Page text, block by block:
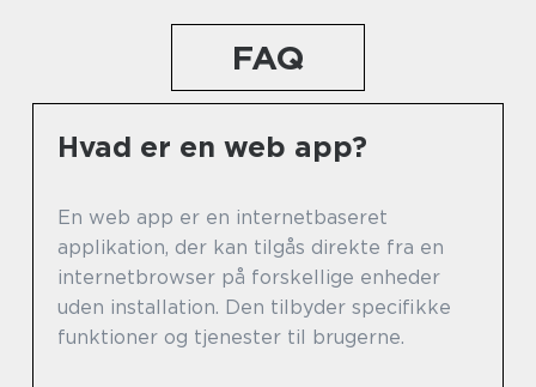
FAQ
Hvad er en web app?
En web app er en internetbaseret
applikation, der kan tilgås direkte fra en
internetbrowser på forskellige enheder
uden installation. Den tilbyder specifikke
funktioner og tjenester til brugerne.